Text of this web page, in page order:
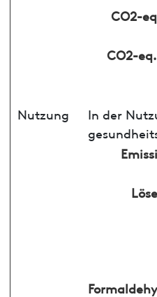
CO2-
CO2-
Nutzung
In der